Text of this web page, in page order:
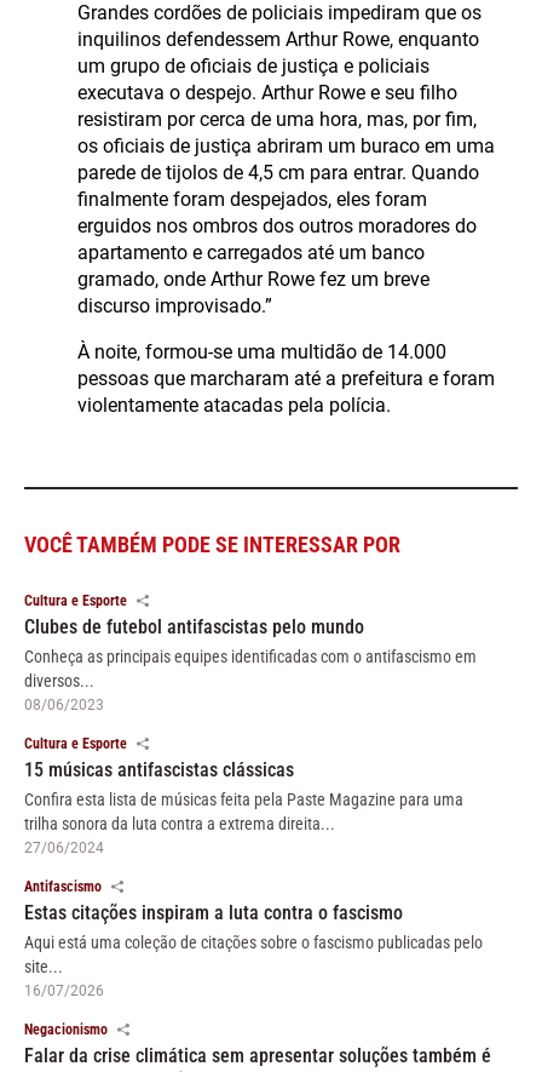
Grandes cordões de policiais impediram que os
inquilinos defendessem Arthur Rowe, enquanto
um grupo de oficiais de justiça e policiais
executava o despejo. Arthur Rowe e seu filho
resistiram por cerca de uma hora, mas, por fim,
os oficiais de justiça abriram um buraco em uma
parede de tijolos de 4,5 cm para entrar. Quando
finalmente foram despejados, eles foram
erguidos nos ombros dos outros moradores do
apartamento e carregados até um banco
gramado, onde Arthur Rowe fez um breve
discurso improvisado.”
À noite, formou-se uma multidão de 14.000
pessoas que marcharam até a prefeitura e foram
violentamente atacadas pela polícia.
VOCÊ TAMBÉM PODE SE INTERESSAR POR
Cultura e Esporte
Clubes de futebol antifascistas pelo mundo
Conheça as principais equipes identificadas com o antifascismo em
diversos...
08/06/2023
Cultura e Esporte
15 músicas antifascistas clássicas
Confira esta lista de músicas feita pela Paste Magazine para uma
trilha sonora da luta contra a extrema direita...
27/06/2024
Antifascismo
Estas citações inspiram a luta contra o fascismo
Aqui está uma coleção de citações sobre o fascismo publicadas pelo
site...
16/07/2026
Negacionismo
Falar da crise climática sem apresentar soluções também é